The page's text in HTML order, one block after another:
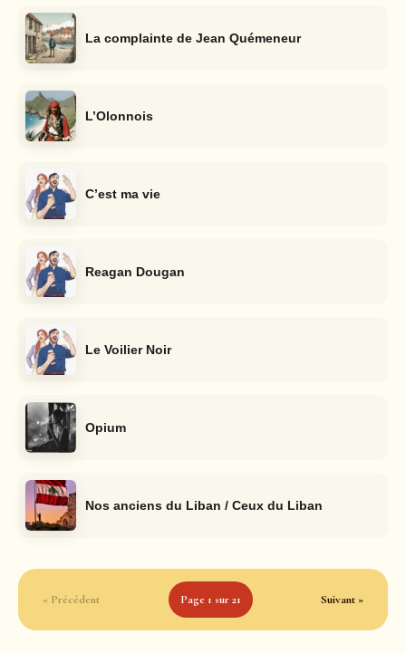
La complainte de Jean Quémeneur
L’Olonnois
C’est ma vie
Reagan Dougan
Le Voilier Noir
Opium
Nos anciens du Liban / Ceux du Liban
« Précédent Page 1 sur 21 Suivant »